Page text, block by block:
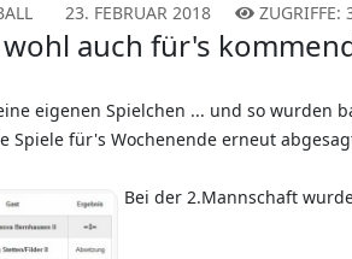
23. FEBRUAR 2018 ZUGRIFFE:
auch für's
eigenen Spielchen ... und so wurden
Spiele für's Wochenende erneut
Bei der 2.Mannschaft